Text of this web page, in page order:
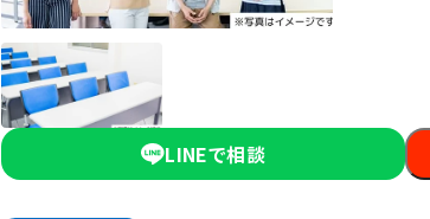
LINEで相談